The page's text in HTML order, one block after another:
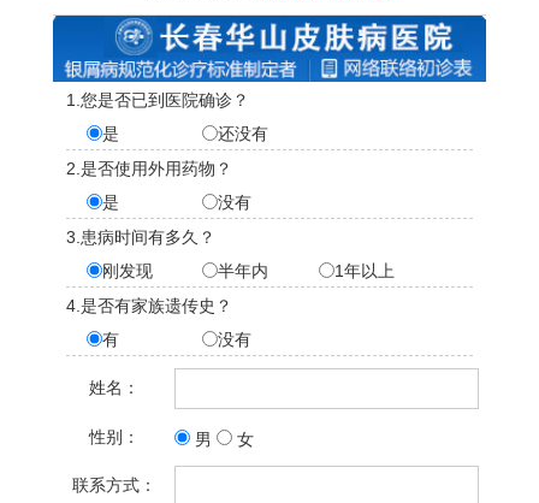
1.您是否已到医院确诊？
是
还没有
2.是否使用外用药物？
是
没有
3.患病时间有多久？
刚发现
半年内
1年以上
4.是否有家族遗传史？
有
没有
姓名：
性别： 男 女
联系方式：